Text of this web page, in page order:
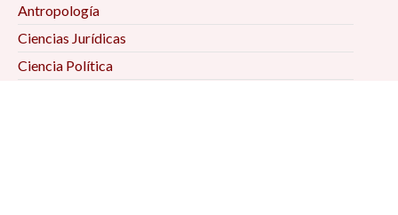
Antropología
Ciencias Jurídicas
Ciencia Política